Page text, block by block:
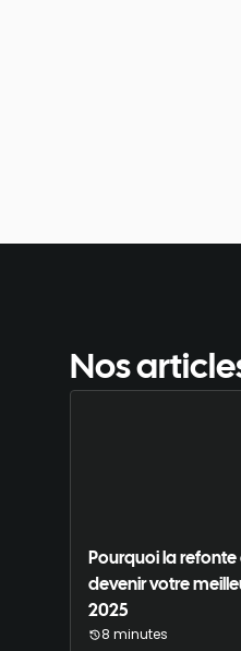
Nos
Pourquoi la
devenir votre
2025
8 minutes